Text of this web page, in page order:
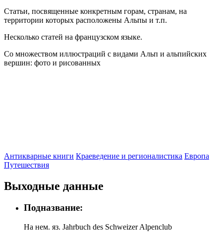
Статьи, посвященные конкретным горам, странам, на
территории которых расположены Альпы и т.п.
Несколько статей на французском языке.
Со множеством иллюстраций с видами Альп и альпийских
вершин: фото и рисованных
Антикварные книги Краеведение и регионалистика Европа
Путешествия
Выходные данные
Подназвание:
На нем. яз. Jahrbuch des Schweizer Alpenclub